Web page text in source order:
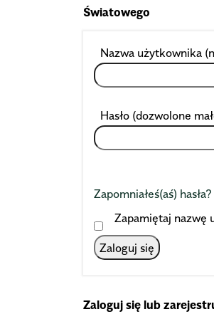
Światowego
Nazwa użytkownika
Hasło (dozwolone
Zapomniałeś(aś) hasła?
Zapamiętaj nazwę
Zaloguj się
Zaloguj się lub